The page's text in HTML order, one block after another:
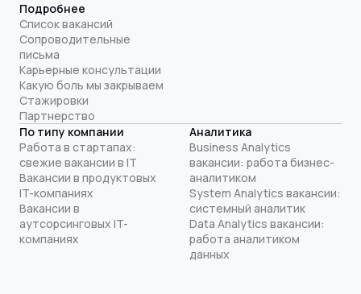
Подробнее
Список вакансий
Сопроводительные
письма
Карьерные консультации
Какую боль мы закрываем
Стажировки
Партнерство
По типу компании
Работа в стартапах:
свежие вакансии в IT
Вакансии в продуктовых
IT-компаниях
Вакансии в
аутсорсинговых IT-
компаниях
Аналитика
Business Analytics
вакансии: работа бизнес-
аналитиком
System Analytics вакансии:
системный аналитик
Data Analytics вакансии:
работа аналитиком
данных